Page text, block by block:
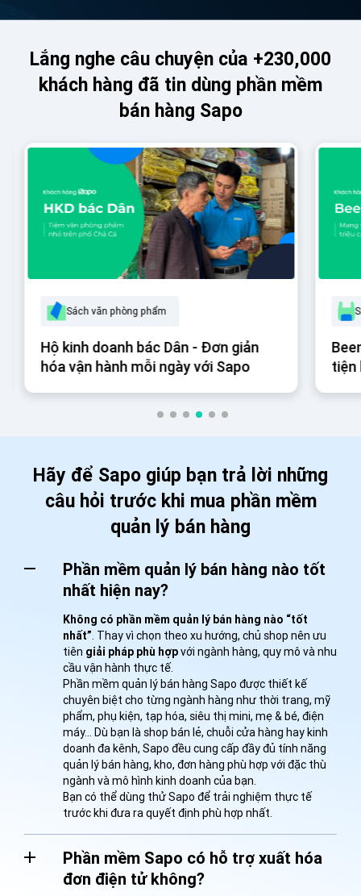
Lắng nghe câu chuyện của +230,000
khách hàng đã tin dùng phần mềm
bán hàng Sapo
Sách văn phòng phẩm
Hộ kinh doanh bác Dân - Đơn giản
hóa vận hành mỗi ngày với Sapo
tiện
Hãy để Sapo giúp bạn trả lời những
câu hỏi trước khi mua phần mềm
quản lý bán hàng
Phần mềm quản lý bán hàng nào tốt
nhất hiện nay?
Không có phần mềm quản lý bán hàng nào “tốt
nhất”. Thay vì chọn theo xu hướng, chủ shop nên ưu
tiên giải pháp phù hợpvới ngành hàng, quy mô và nhu
cầu vận hành thực tế.
Phần mềm quản lý bán hàng Sapo được thiết kế
chuyên biệt cho từng ngành hàng như thời trang, mỹ
phẩm, phụ kiện, tạp hóa, siêu thị mini, mẹ & bé, điện
máy… Dù bạn là shop bán lẻ, chuỗi cửa hàng hay kinh
doanh đa kênh, Sapo đều cung cấp đầy đủ tính năng
quản lý bán hàng, kho, đơn hàng phù hợp với đặc thù
ngành và mô hình kinh doanh của bạn.
Bạn có thể dùng thử Sapo để trải nghiệm thực tế
trước khi đưa ra quyết định phù hợp nhất.
Phần mềm Sapo có hỗ trợ xuất hóa
đơn điện tử không?